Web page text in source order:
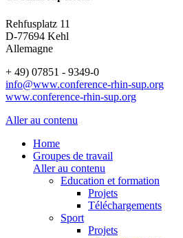
Rehfusplatz 11
D-77694 Kehl
Allemagne
+ 49) 07851 - 9349-0
info@www.conference-rhin-sup.org
www.conference-rhin-sup.org
Aller au contenu
Home
Groupes de travail
Aller au contenu
Education et formation
Projets
Téléchargements
Sport
Projets